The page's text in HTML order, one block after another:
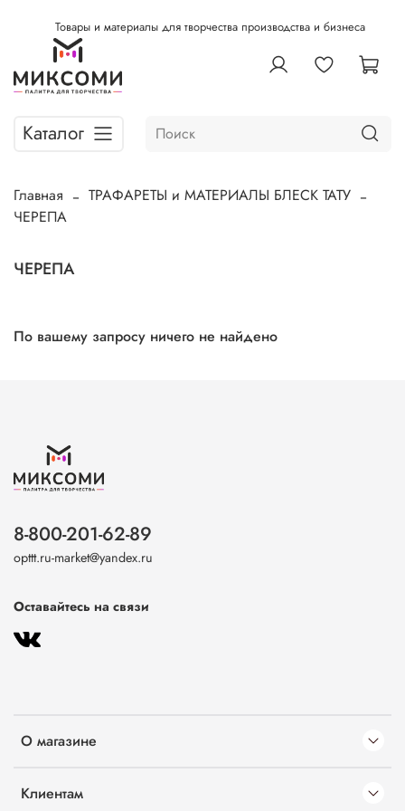
Товары и материалы для творчества производства и бизнеса
Каталог
Главная
ТРАФАРЕТЫ и МАТЕРИАЛЫ БЛЕСК ТАТУ
ЧЕРЕПА
ЧЕРЕПА
По вашему запросу ничего не найдено
О магазине
Клиентам
8-800-201-62-89
opttt.ru-market@yandex.ru
Оставайтесь на связи